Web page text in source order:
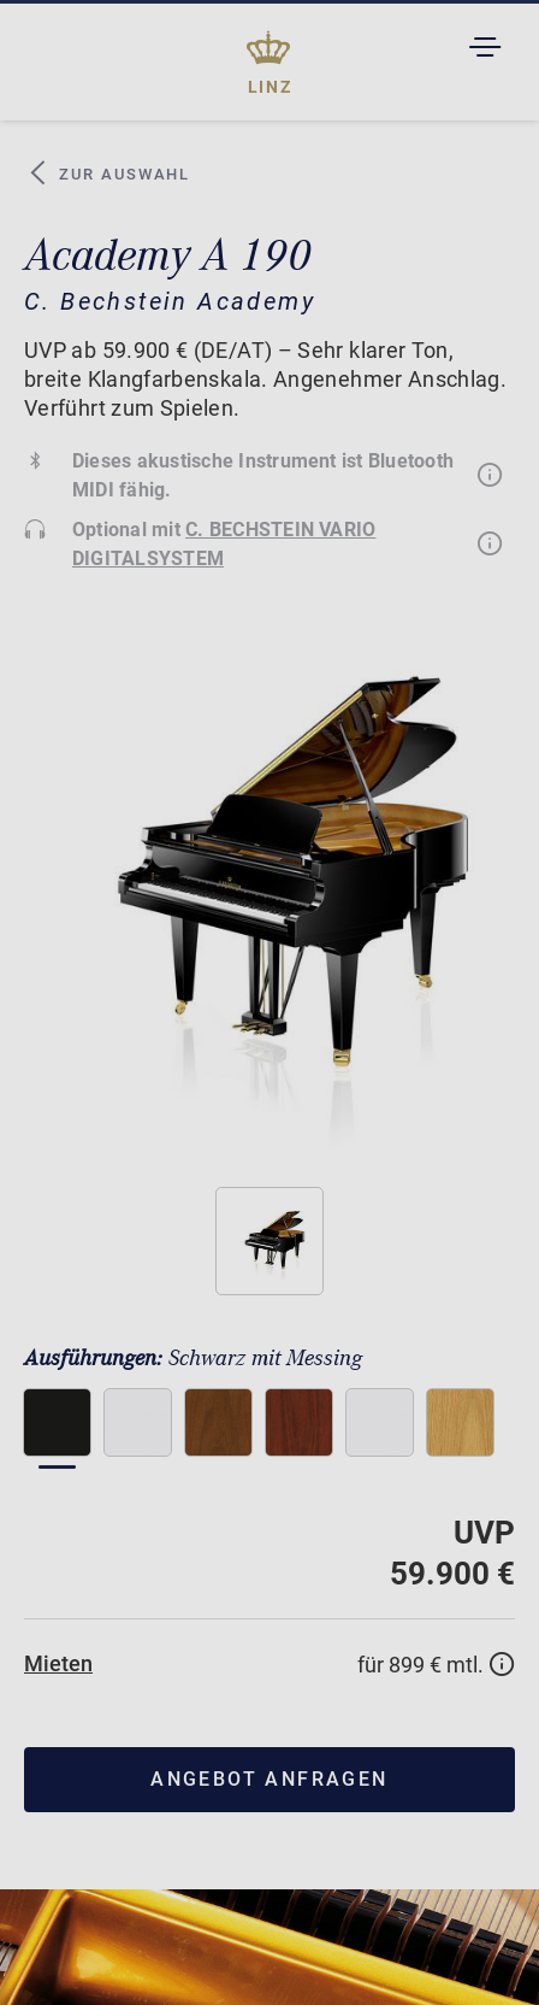
LINZ
ZUR AUSWAHL
Academy A 190
C. Bechstein Academy
UVP ab 59.900 € (DE/AT) – Sehr klarer Ton,
breite Klangfarbenskala. Angenehmer Anschlag.
Verführt zum Spielen.
Dieses akustische Instrument ist Bluetooth
MIDI fähig.
Optional mitC. BECHSTEIN VARIO
DIGITALSYSTEM
Ausführungen: Schwarz mit Messing
UVP
59.900 €
Mieten für 899 € mtl.
ANGEBOT ANFRAGEN